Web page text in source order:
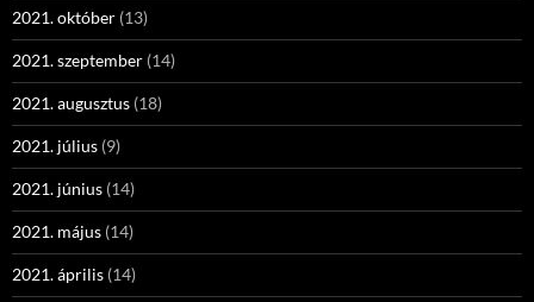
2021. október (13)
2021. szeptember (14)
2021. augusztus (18)
2021. július (9)
2021. június (14)
2021. május (14)
2021. április (14)